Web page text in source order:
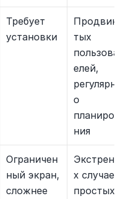
Требует
установки
Продвину
тых
пользоват
елей,
о
ния
Ограничен
ный экран,
сложнее
х случаев,
простых